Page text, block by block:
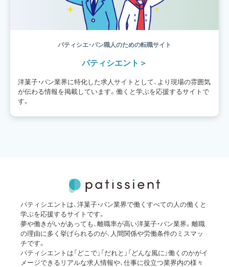
パティシエ・パン職人のための転職サイト
パティシエント
洋菓子・パン業界に特化した求人サイトとして、より現場の雰囲気
が伝わる情報を掲載しています。働くと学ぶを応援するサイトで
す。
パティシエントは、洋菓子・パン業界で働くすべての人の働くと
学ぶを応援するサイトです。
夢や働きがいがあっても、離職率が高い洋菓子・パン業界。離職
の理由に多く挙げられるのが、人間関係や労働条件のミスマッ
チです。
パティシエントは「どこで」「だれと」「どんな風に」働くのかがイ
メージできるリアルな求人情報や、仕事に役立つ業界内の様々